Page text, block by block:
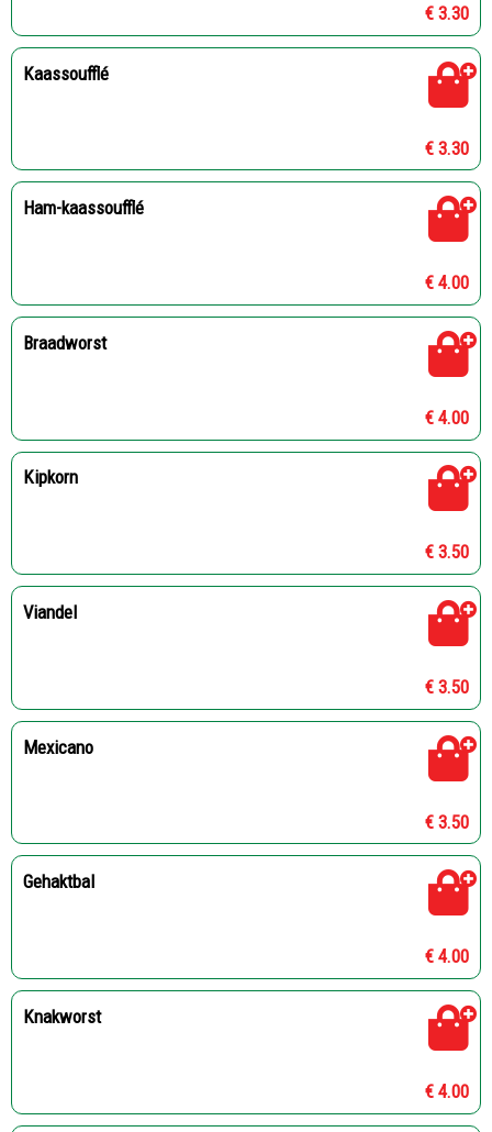
€ 3.30
Kaassoufflé
€ 3.30
Ham-kaassoufflé
€ 4.00
Braadworst
€ 4.00
Kipkorn
€ 3.50
Viandel
€ 3.50
Mexicano
€ 3.50
Gehaktbal
€ 4.00
Knakworst
€ 4.00